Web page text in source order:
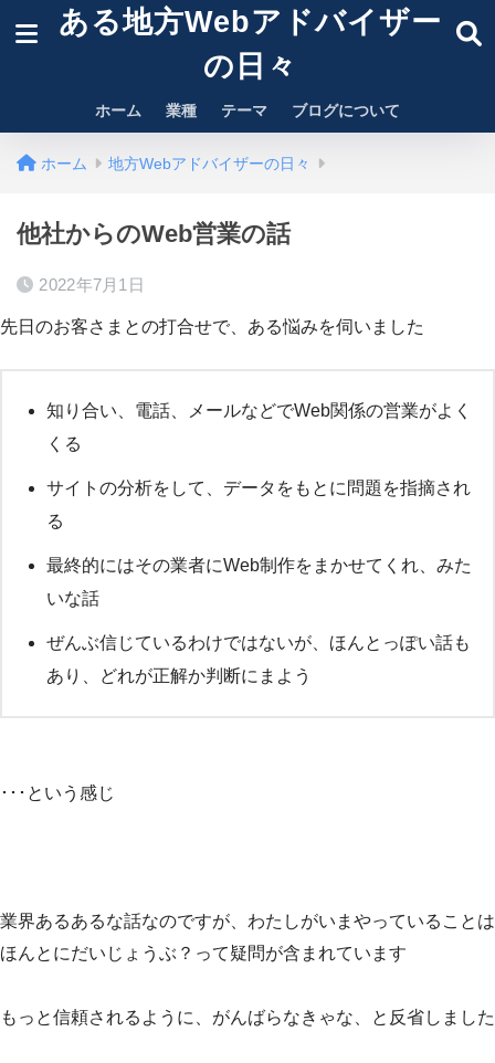
ある地方Webアドバイザー
の日々
ホーム 業種 テーマ ブログについて
ホーム 地方Webアドバイザーの日々
他社からのWeb営業の話
2022年7月1日
先日のお客さまとの打合せで、ある悩みを伺いました
知り合い、電話、メールなどでWeb関係の営業がよく
くる
サイトの分析をして、データをもとに問題を指摘され
る
最終的にはその業者にWeb制作をまかせてくれ、みた
いな話
ぜんぶ信じているわけではないが、ほんとっぽい話も
あり、どれが正解か判断にまよう
･･･という感じ
業界あるあるな話なのですが、わたしがいまやっていることは
ほんとにだいじょうぶ？って疑問が含まれています
もっと信頼されるように、がんばらなきゃな、と反省しました